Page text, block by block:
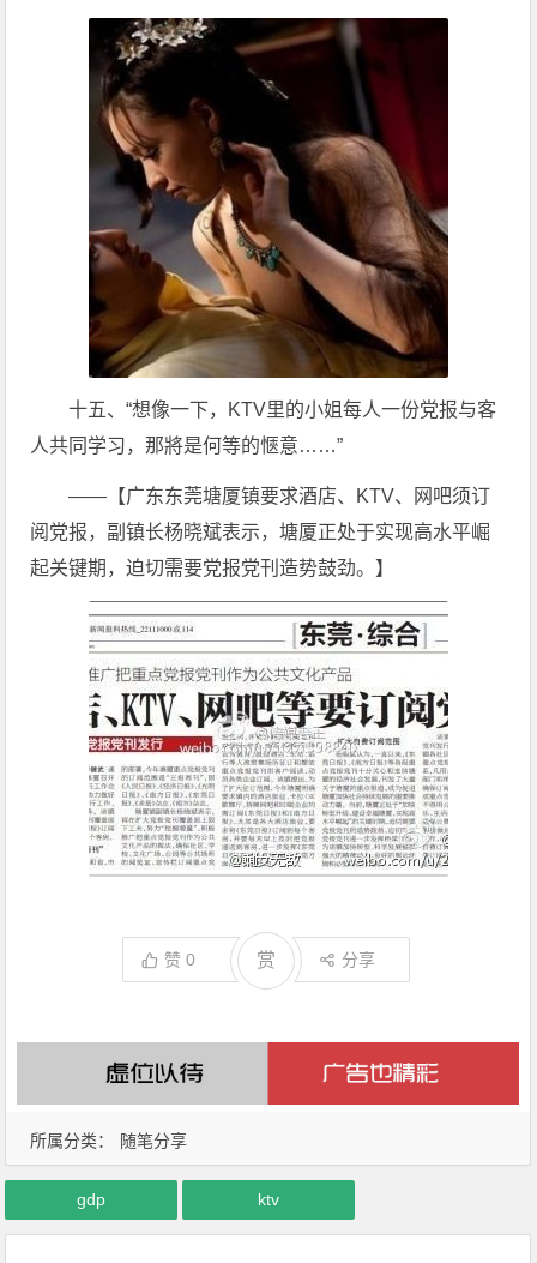
所属分类： 随笔分享
十五、“想像一下，KTV里的小姐每人一份党报与客
人共同学习，那將是何等的愜意……”
——【广东东莞塘厦镇要求酒店、KTV、网吧须订
阅党报，副镇长杨晓斌表示，塘厦正处于实现高水平崛
起关键期，迫切需要党报党刊造势鼓劲。】
赞0 赏 分享
gdp ktv